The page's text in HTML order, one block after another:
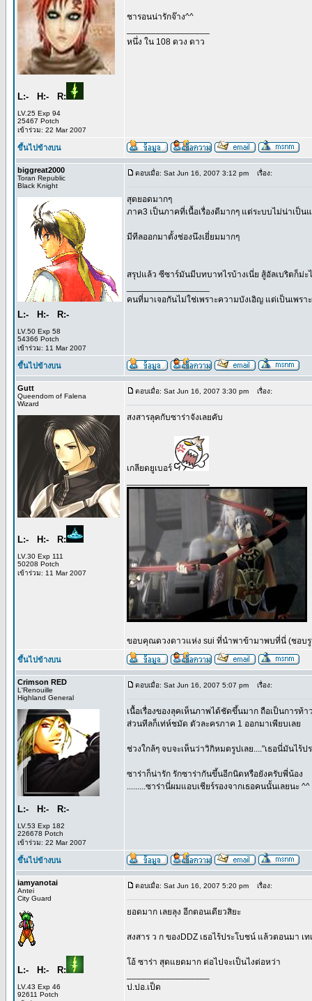
L:- H:- R:
LV.25 Exp 94
25467 Potch
เข้าร่วม: 22 Mar 2007
ชารอนน่ารักจ๊าง^^
หนึ่ง ใน 108 ดวง ดาว
ขึ้นไปข้างบน
biggreat2000
Toran Republic
Black Knight
L:- H:- R:-
LV.50 Exp 58
54366 Potch
เข้าร่วม: 11 Mar 2007
ตอบเมื่อ: Sat Jun 16, 2007 3:12 pm เรื่อง:
สุดยอดมากๆ
ภาค3 เป็นภาคที่เนื้อเรื่องดีมากๆ แต่ระบบไม่น่าเป็น
มีทีลออกมาตั้งช่องนึงเยี่ยมมากๆ
สรุปแล้ว ซีซาร์มันมีบทบาทไรบ้างเนี่ย สู้อัลเบริตก็ม่ะ
คนที่มาเจอกันไม่ใช่เพราะความบังเอิญ แต่เป็นเพร
ขึ้นไปข้างบน
Gutt
Queendom of Falena
Wizard
L:- H:- R:
LV.30 Exp 111
50208 Potch
เข้าร่วม: 11 Mar 2007
ตอบเมื่อ: Sat Jun 16, 2007 3:30 pm เรื่อง:
สงสารลุคกับซาร่าจังเลยคับ
เกลียดยูเบอร์
ขอบคุณดวงดาวแห่ง sui ที่นำพาข้ามาพบที่นี่ (ชอบรู
ขึ้นไปข้างบน
Crimson RED
L'Renouille
Highland General
L:- H:- R:-
LV.53 Exp 182
226678 Potch
เข้าร่วม: 22 Mar 2007
ตอบเมื่อ: Sat Jun 16, 2007 5:07 pm เรื่อง:
เนื้อเรื่องของลุคเห็นภาพได้ชัดขึ้นมาก ถือเป็นการท้า
ส่วนทีลก็เท่ห์ชมัด ตัวละครภาค 1 ออกมาเพียบเลย
ช่วงใกล้ๆ จบจะเห็นว่าวิกิหมดรูปเลย...."เธอนี่มันไร้ป
ซาร่าก็น่ารัก รักซาร่ากันขึ้นอีกนิดหรือยังครับพี่น้อง
.........ซาร่านี่ผมแอบเชียร์รองจากเธอคนนั้นเลยนะ ^^
ขึ้นไปข้างบน
iamyanotai
Antei
City Guard
L:- H:- R:
LV.43 Exp 46
92611 Potch
ตอบเมื่อ: Sat Jun 16, 2007 5:20 pm เรื่อง:
ยอดมาก เลยลุง อีกตอนเดียวสิยะ
สงสาร ว ก ของDDZ เธอไร้ประโบชน์ แล้วตอนมา เ
โอ้ ซาร่า สุดแยดมาก ต่อไปจะเป็นไงต่อหว่า
ป.ปอ.เป็ด